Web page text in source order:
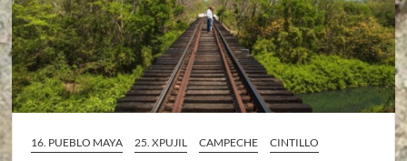
16. PUEBLO MAYA 25. XPUJIL CAMPECHE
CINTILLO